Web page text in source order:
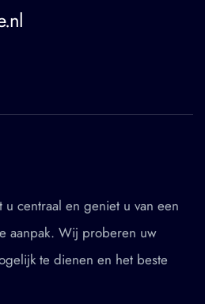
u centraal en geniet u van een
aanpak. Wij proberen uw
te dienen en het beste